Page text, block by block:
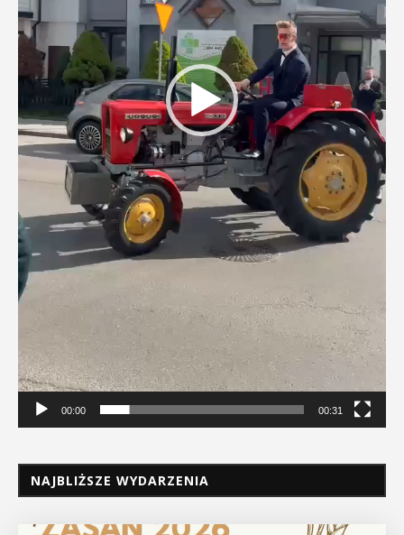
00:00 00:31
NAJBLIŻSZE WYDARZENIA